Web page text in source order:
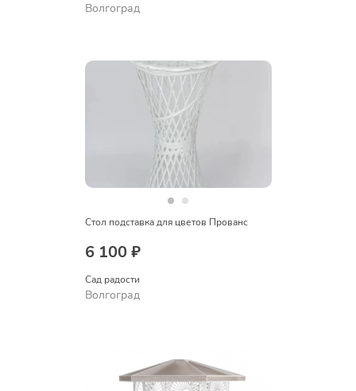
Волгоград
Стол подставка для цветов Прованс
6 100 ₽
Сад радости
Волгоград